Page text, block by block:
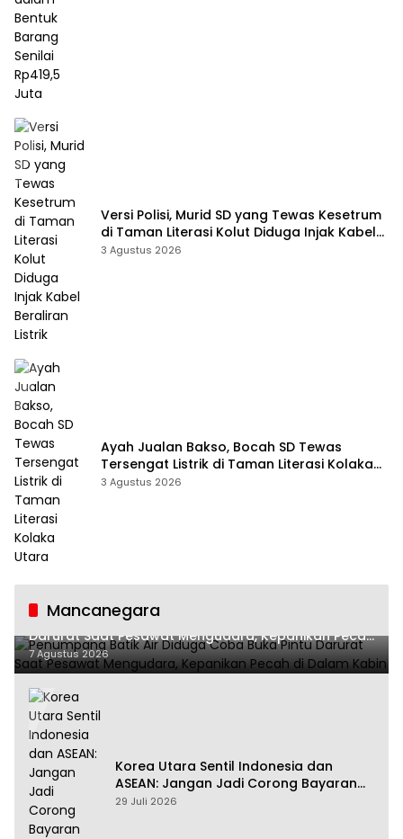
Versi Polisi, Murid SD yang Tewas Kesetrum
di Taman Literasi Kolut Diduga Injak Kabel
Beraliran Listrik
3 Agustus 2026
Ayah Jualan Bakso, Bocah SD Tewas
Tersengat Listrik di Taman Literasi Kolaka
Utara
3 Agustus 2026
Mancanegara
Penumpang Batik Air Diduga Coba Buka Pintu
Darurat Saat Pesawat Mengudara, Kepanikan Pecah
di Dalam Kabin
7 Agustus 2026
Korea Utara Sentil Indonesia dan
ASEAN: Jangan Jadi Corong Bayaran
Amerika Serikat
29 Juli 2026